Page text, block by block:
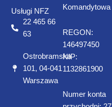
Usługi NFZ
22 465 66
63
Ostrobramska
101, 04-041
Warszawa
Komandytowa
REGON:
146497450
NIP:
1132861900
Numer konta